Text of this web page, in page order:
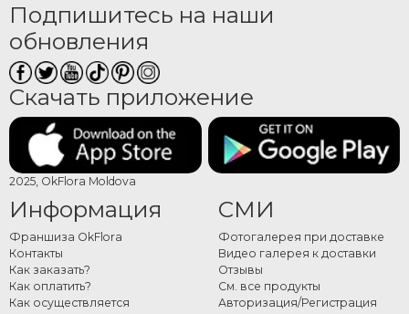
Подпишитесь на наши
обновления
Скачать приложение
2025, OkFlora Moldova
Информация
Франшиза OkFlora
Контакты
Как заказать?
Как оплатить?
Как осуществляется
СМИ
Фотогалерея при доставке
Видео галерея к доставки
Отзывы
См. все продукты
Авторизация/Регистрация